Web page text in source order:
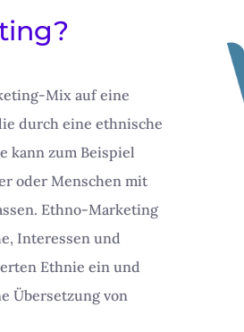
Mix auf eine
durch eine ethnische
kann zum Beispiel
oder Menschen mit
Ethno-Marketing
Interessen und
Ethnie ein und
Übersetzung von